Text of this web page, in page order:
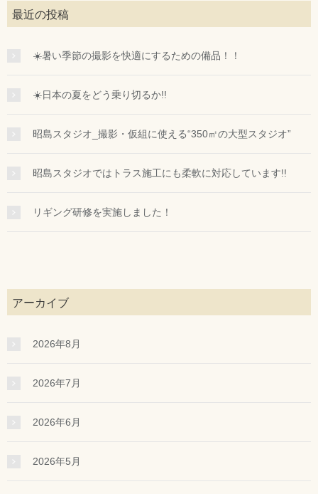
最近の投稿
☀️暑い季節の撮影を快適にするための備品！！
☀️日本の夏をどう乗り切るか!!
昭島スタジオ_撮影・仮組に使える“350㎡の大型スタジオ”
昭島スタジオではトラス施工にも柔軟に対応しています!!
リギング研修を実施しました！
アーカイブ
2026年8月
2026年7月
2026年6月
2026年5月